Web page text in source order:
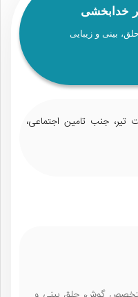
خدابخشی
بینی و زیبایی
تیر، جنب تامین اجتماعی،